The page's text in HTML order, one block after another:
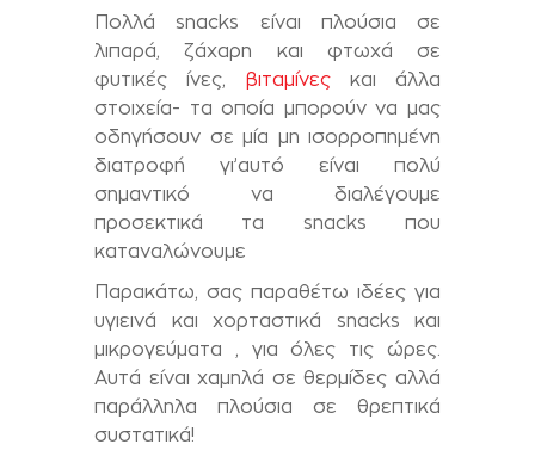
Πολλά snacks είναι πλούσια σε
λιπαρά, ζάχαρη και φτωχά σε
φυτικές ίνες, βιταμίνεςκαι άλλα
στοιχεία- τα οποία μπορούν να μας
οδηγήσουν σε μία μη ισορροπημένη
διατροφή γι’αυτό είναι πολύ
σημαντικό να διαλέγουμε
προσεκτικά τα snacks που
καταναλώνουμε
Παρακάτω, σας παραθέτω ιδέες για
υγιεινά και χορταστικά snacks και
μικρογεύματα , για όλες τις ώρες.
Αυτά είναι χαμηλά σε θερμίδες αλλά
παράλληλα πλούσια σε θρεπτικά
συστατικά!